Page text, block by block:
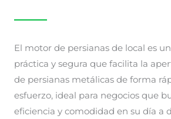
El motor de persianas de local es
práctica y segura que facilita la
de persianas metálicas de forma
esfuerzo, ideal para negocios que
eficiencia y comodidad en su día a